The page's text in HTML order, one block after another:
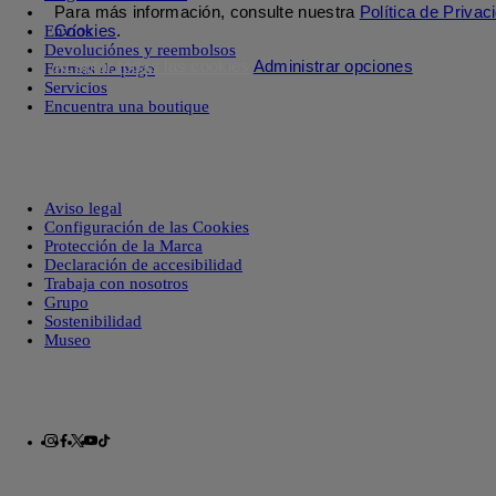
Envíos
Devoluciónes y reembolsos
Formas de pago
Servicios
Encuentra una boutique
Aviso legal
Configuración de las Cookies
Protección de la Marca
Declaración de accesibilidad
Trabaja con nosotros
Grupo
Sostenibilidad
Museo
Para más información, consulte nuestra Política de
Cookies.
Aceptar todas las cookies
Administrar opciones